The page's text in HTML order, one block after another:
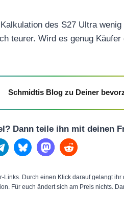
des S27 Ultra
teurer. Wird es genug
Schmidtis Blog zu Deiner
Dann teile ihn mit deinen
Links. Durch einen Klick darauf gelangt
Für euch ändert sich am Preis nichts.